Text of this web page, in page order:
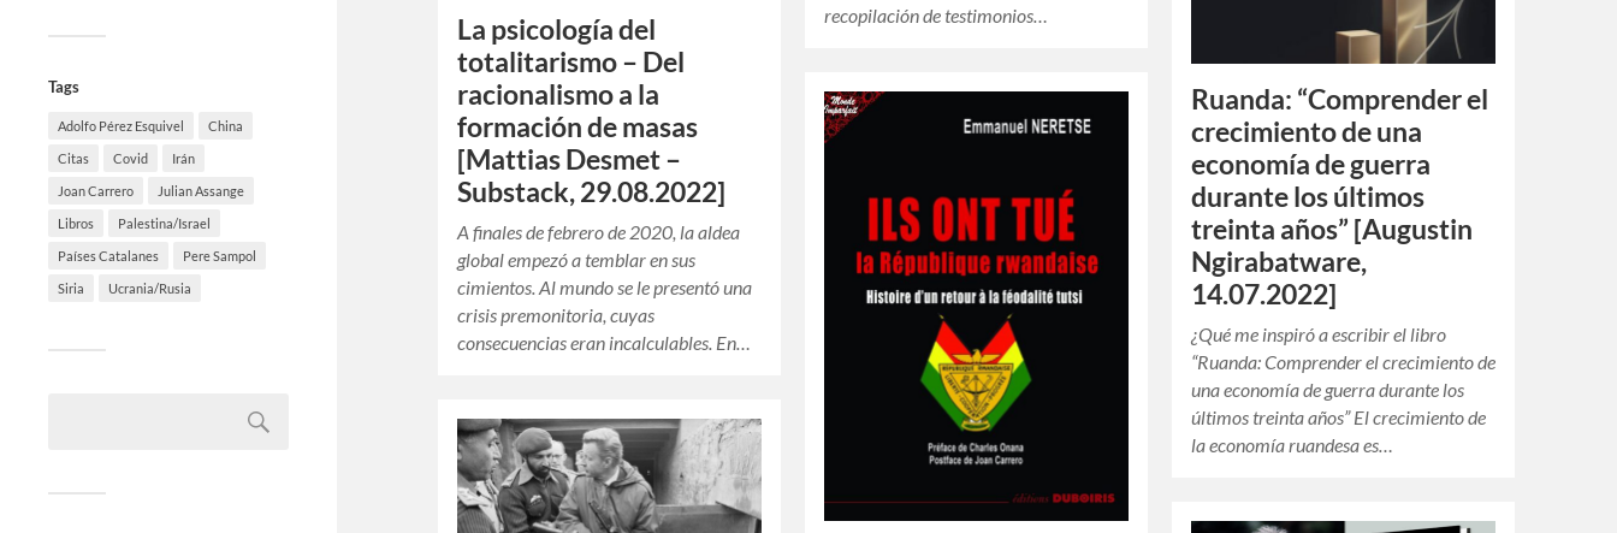
Tags
Adolfo Pérez Esquivel China
Citas Covid Irán
Joan Carrero Julian Assange
Libros Palestina/Israel
Países Catalanes Pere Sampol
Siria Ucrania/Rusia
recopilación de testimonios…
La psicología del
totalitarismo – Del
racionalismo a la
formación de masas
[Mattias Desmet –
Substack, 29.08.2022]
A finales de febrero de 2020, la aldea
global empezó a temblar en sus
cimientos. Al mundo se le presentó una
crisis premonitoria, cuyas
consecuencias eran incalculables. En…
Ruanda: “Comprender el
crecimiento de una
economía de guerra
durante los últimos
treinta años” [Augustin
Ngirabatware,
14.07.2022]
¿Qué me inspiró a escribir el libro
“Ruanda: Comprender el crecimiento de
una economía de guerra durante los
últimos treinta años” El crecimiento de
la economía ruandesa es…